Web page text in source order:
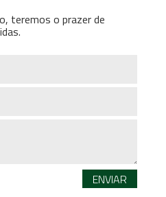
teremos o prazer de